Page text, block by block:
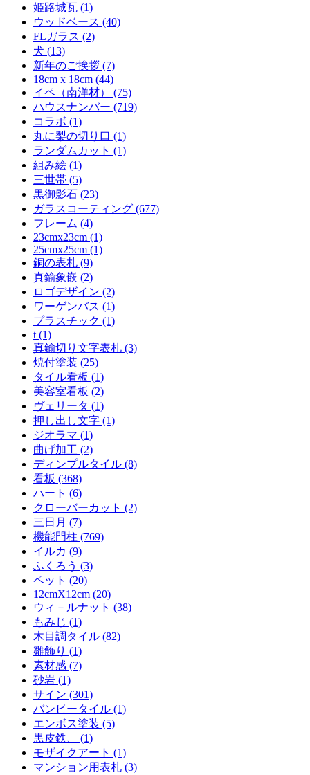
姫路城瓦 (1)
ウッドベース (40)
FLガラス (2)
犬 (13)
新年のご挨拶 (7)
18cm x 18cm (44)
イペ（南洋材） (75)
ハウスナンバー (719)
コラボ (1)
丸に梨の切り口 (1)
ランダムカット (1)
組み絵 (1)
三世帯 (5)
黒御影石 (23)
ガラスコーティング (677)
フレーム (4)
23cmx23cm (1)
25cmx25cm (1)
銅の表札 (9)
真鍮象嵌 (2)
ロゴデザイン (2)
ワーゲンバス (1)
プラスチック (1)
t (1)
真鍮切り文字表札 (3)
焼付塗装 (25)
タイル看板 (1)
美容室看板 (2)
ヴェリータ (1)
押し出し文字 (1)
ジオラマ (1)
曲げ加工 (2)
ディンプルタイル (8)
看板 (368)
ハート (6)
クローバーカット (2)
三日月 (7)
機能門柱 (769)
イルカ (9)
ふくろう (3)
ペット (20)
12cmX12cm (20)
ウィ－ルナット (38)
もみじ (1)
木目調タイル (82)
雛飾り (1)
素材感 (7)
砂岩 (1)
サイン (301)
バンピータイル (1)
エンボス塗装 (5)
黒皮鉄、 (1)
モザイクアート (1)
マンション用表札 (3)